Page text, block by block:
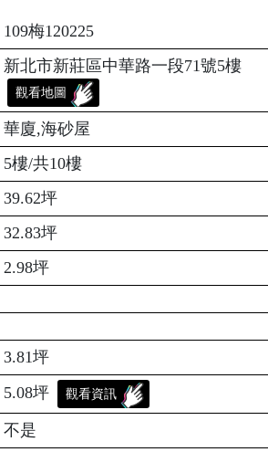
109梅120225
新北市新莊區中華路一段71號5樓
觀看地圖
華廈,海砂屋
5樓/共10樓
39.62坪
32.83坪
2.98坪
3.81坪
5.08坪 觀看資訊
不是